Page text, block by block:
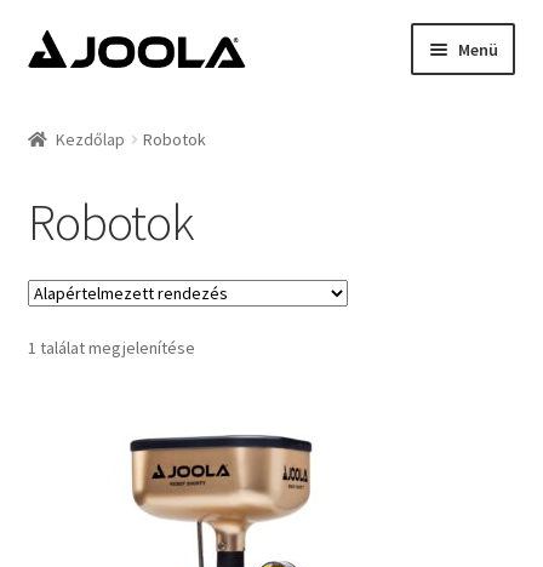
Ugrás
a
Kilépés
a
Menü
Termékek
Támogatottak
Kezdőlap Robotok
Robotok
1 találat megjelenítése